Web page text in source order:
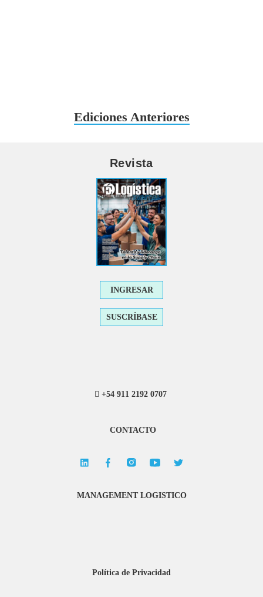
Ediciones Anteriores
Revista
INGRESAR
SUSCRÍBASE
+54 911 2192 0707
CONTACTO
MANAGEMENT LOGISTICO
Política de Privacidad